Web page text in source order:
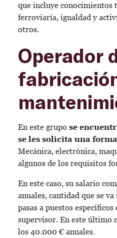
que incluye conocimientos
ferroviaria, igualdad y
otros.
Operador
En este grupo se
se les solicita una
Mecánica, electrónica,
algunos de los requisitos
En este caso, su salario
anuales, cantidad que se
pasas a puestos
supervisor. En este último
los 40.000 € anuales.